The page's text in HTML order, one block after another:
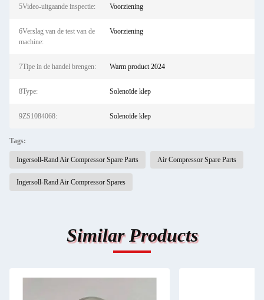
5Video-uitgaande inspectie: Voorziening
6Verslag van de test van de
machine:
Voorziening
7Tipe in de handel brengen: Warm product 2024
8Type: Solenoïde klep
9ZS1084068: Solenoïde klep
Tags:
Ingersoll-Rand Air Compressor Spare Parts Air Compressor Spare Parts
Ingersoll-Rand Air Compressor Spares
Similar Products